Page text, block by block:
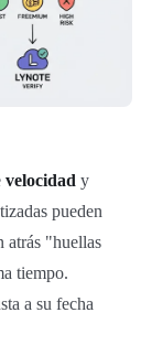
velocidad y
pueden
atrás "huellas
tiempo.
a su fecha